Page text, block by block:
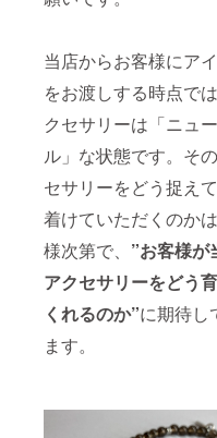
当店からお客様にア
をお渡しする時点で
クセサリーは「ニュ
ル」な状態です。そ
セサリーをどう捉え
着けていただくのか
様次第で、 ”お客様が
アクセサリーをどう
くれるのか”に期待し
ます。